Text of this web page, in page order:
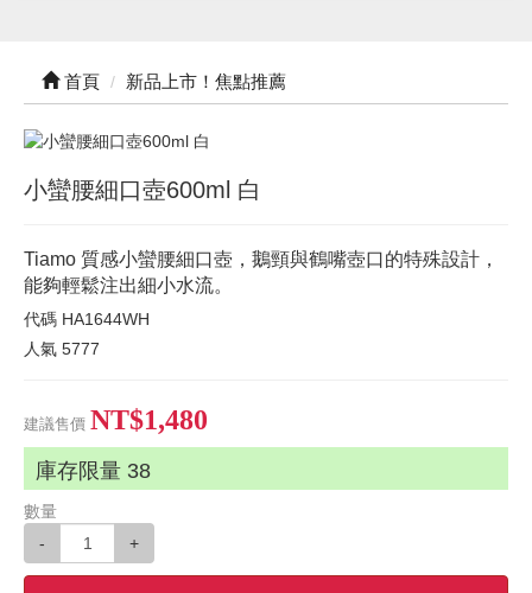
首頁 新品上市！焦點推薦
小蠻腰細口壺600ml 白
Tiamo 質感小蠻腰細口壺，鵝頸與鶴嘴壺口的特殊設計，
能夠輕鬆注出細小水流。
代碼 HA1644WH
人氣 5777
建議售價 NT$1,480
庫存限量 38
數量
-
+